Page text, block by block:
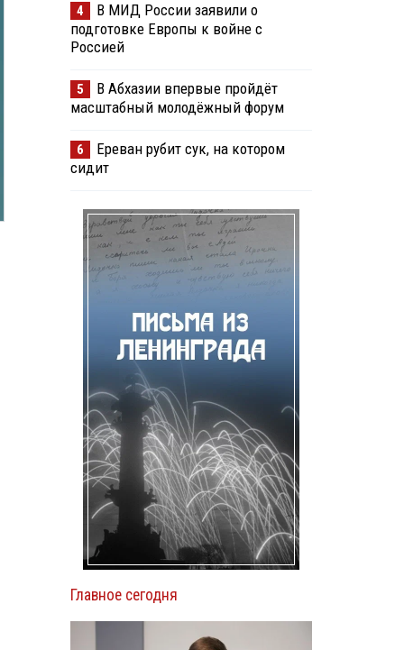
4
В МИД России заявили о
подготовке Европы к войне с
Россией
5
В Абхазии впервые пройдёт
масштабный молодёжный форум
6
Ереван рубит сук, на котором
сидит
Главное сегодня